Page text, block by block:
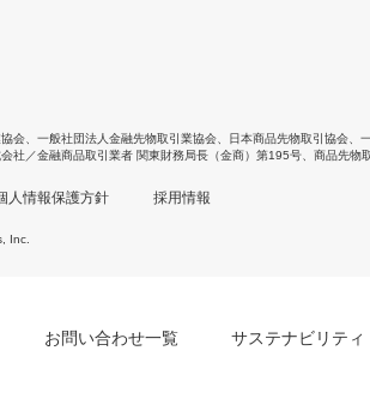
会 一般社団法人金融先物取引業協会 日本商品先物取引協会
社／金融商品取引業者 関東財務局長（金商）第195号、商品先物
人情報保護方針 採用情報
Inc.
お問い合わせ一覧 サステナビリティ